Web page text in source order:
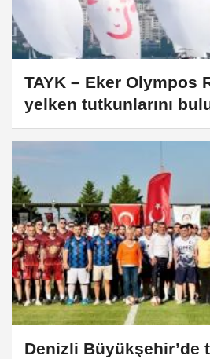
TAYK – Eker Olympos
yelken tutkunlarını
Denizli Büyükşehir’de